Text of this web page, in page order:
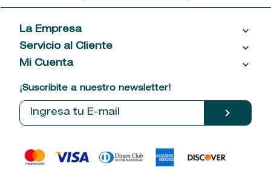
La Empresa
Acerca de las Fragancias
Ventas al por mayor
Política de entrega
Tiendas
Servicio al Cliente
Contáctanos
Comprobantes electrónicos
Mi Cuenta
¡Suscribite a nuestro newsletter!